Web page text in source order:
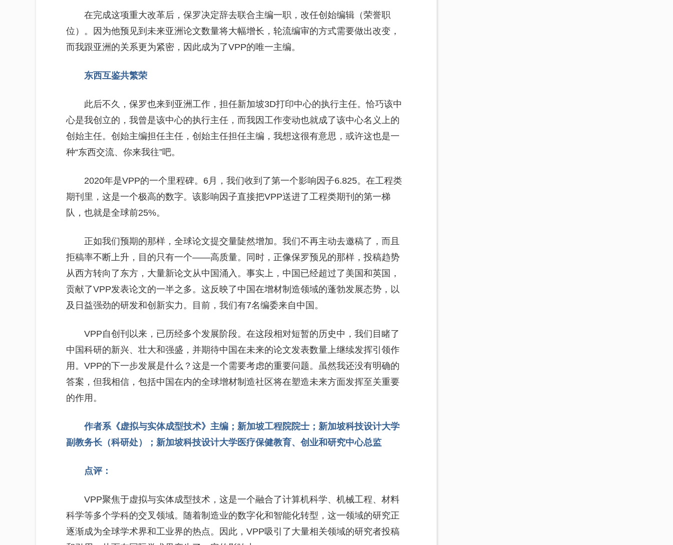
在完成这项重大改革后，保罗决定辞去联合主编一职，改任创始编辑（荣誉职
位）。因为他预见到未来亚洲论文数量将大幅增长，轮流编审的方式需要做出改变，
而我跟亚洲的关系更为紧密，因此成为了VPP的唯一主编。
东西互鉴共繁荣
此后不久，保罗也来到亚洲工作，担任新加坡3D打印中心的执行主任。恰巧该中
心是我创立的，我曾是该中心的执行主任，而我因工作变动也就成了该中心名义上的
创始主任。创始主编担任主任，创始主任担任主编，我想这很有意思，或许这也是一
种“东西交流、你来我往”吧。
2020年是VPP的一个里程碑。6月，我们收到了第一个影响因子6.825。在工程类
期刊里，这是一个极高的数字。该影响因子直接把VPP送进了工程类期刊的第一梯
队，也就是全球前25%。
正如我们预期的那样，全球论文提交量陡然增加。我们不再主动去邀稿了，而且
拒稿率不断上升，目的只有一个——高质量。同时，正像保罗预见的那样，投稿趋势
从西方转向了东方，大量新论文从中国涌入。事实上，中国已经超过了美国和英国，
贡献了VPP发表论文的一半之多。这反映了中国在增材制造领域的蓬勃发展态势，以
及日益强劲的研发和创新实力。目前，我们有7名编委来自中国。
VPP自创刊以来，已历经多个发展阶段。在这段相对短暂的历史中，我们目睹了
中国科研的新兴、壮大和强盛，并期待中国在未来的论文发表数量上继续发挥引领作
用。VPP的下一步发展是什么？这是一个需要考虑的重要问题。虽然我还没有明确的
答案，但我相信，包括中国在内的全球增材制造社区将在塑造未来方面发挥至关重要
的作用。
作者系《虚拟与实体成型技术》主编；新加坡工程院院士；新加坡科技设计大学
副教务长（科研处）；新加坡科技设计大学医疗保健教育、创业和研究中心总监
点评：
VPP聚焦于虚拟与实体成型技术，这是一个融合了计算机科学、机械工程、材料
科学等多个学科的交叉领域。随着制造业的数字化和智能化转型，这一领域的研究正
逐渐成为全球学术界和工业界的热点。因此，VPP吸引了大量相关领域的研究者投稿